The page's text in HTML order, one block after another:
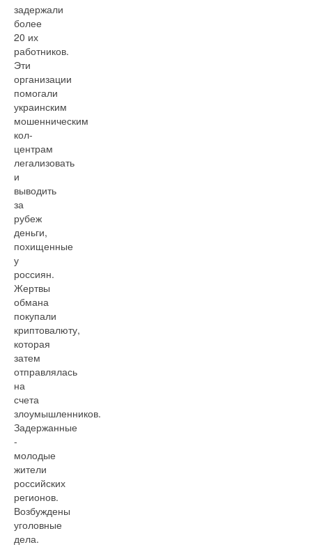
задержали
более
20 их
работников.
Эти
организации
помогали
украинским
мошенническим
кол-
центрам
легализовать
и
выводить
за
рубеж
деньги,
похищенные
у
россиян.
Жертвы
обмана
покупали
криптовалюту,
которая
затем
отправлялась
на
счета
злоумышленников.
Задержанные
-
молодые
жители
российских
регионов.
Возбуждены
уголовные
дела.